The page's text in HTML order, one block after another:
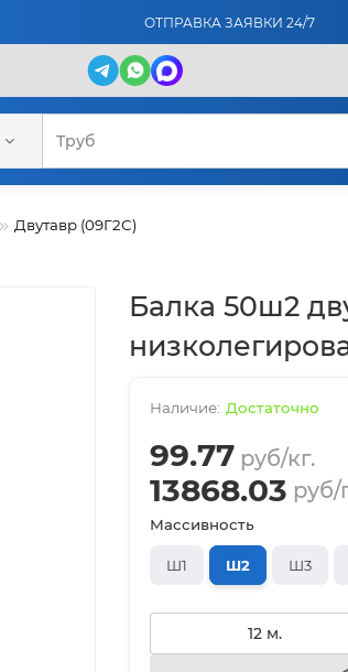
ОТПРАВКА ЗАЯВКИ 24/7
Двутавр (09Г2С)
Балка 50ш2
Достаточно
99.77 руб/кг.
13868.03 руб/
Массивность
Ш1 Ш2 Ш3